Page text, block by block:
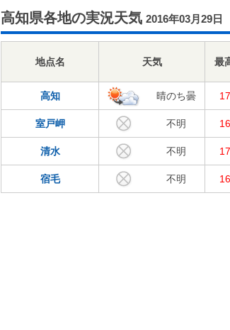
高知県各地の実況天気 2016年03月29日
地点名 天気 最
高知 晴のち曇
室戸岬 不明
清水 不明
宿毛 不明